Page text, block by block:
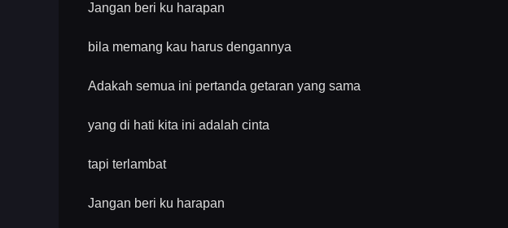
Jangan beri ku harapan
bila memang kau harus dengannya
Adakah semua ini pertanda getaran yang sama
yang di hati kita ini adalah cinta
tapi terlambat
Jangan beri ku harapan